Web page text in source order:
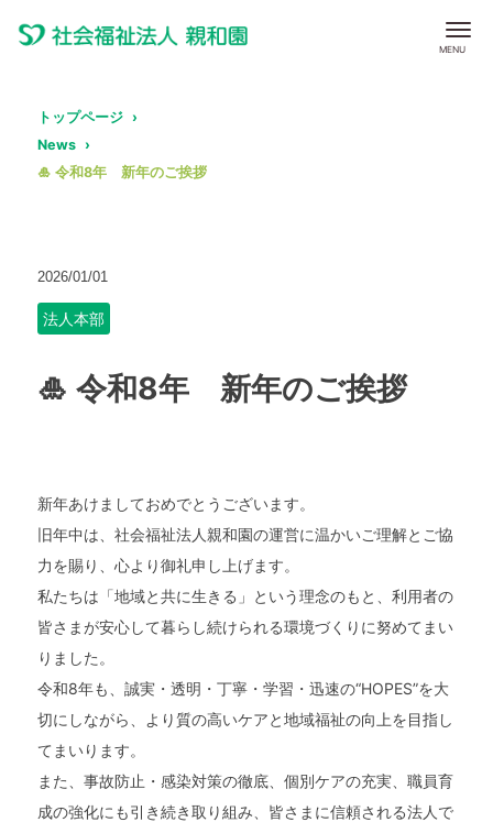
トップページ
親和園について
トップページ
News
🎍 令和8年 新年のご挨拶
2026/01/01
法人本部
🎍 令和8年 新年のご挨拶
新年あけましておめでとうございます。
旧年中は、社会福祉法人親和園の運営に温かいご理解とご協
力を賜り、心より御礼申し上げます。
私たちは「地域と共に生きる」という理念のもと、利用者の
皆さまが安心して暮らし続けられる環境づくりに努めてまい
りました。
令和8年も、誠実・透明・丁寧・学習・迅速の“HOPES”を大
切にしながら、より質の高いケアと地域福祉の向上を目指し
てまいります。
また、事故防止・感染対策の徹底、個別ケアの充実、職員育
成の強化にも引き続き取り組み、皆さまに信頼される法人で